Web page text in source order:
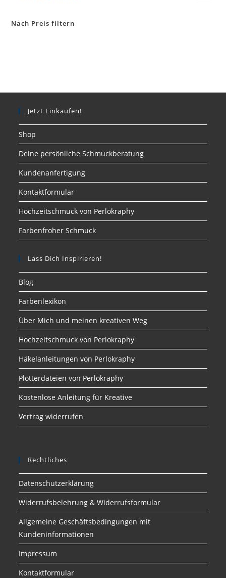
Nach Preis filtern
Jetzt Einkaufen!
Shop
Deine persönliche Schmuckberatung
Kundenanfertigung
Kontaktformular
Hochzeitschmuck von Perlokraphy
Farbenfroher Schmuck
Lass Dich Inspirieren!
Blog
Farbenlexikon
Über Mich und meinen kreativen Weg
Hochzeitschmuck von Perlokraphy
Häkelanleitungen von Perlokraphy
Plotterdateien von Perlokraphy
Kostenlose Anleitung für Kreative
Vertrag widerrufen
Rechtliches
Datenschutzerklärung
Widerrufsbelehrung & Widerrufsformular
Allgemeine Geschäftsbedingungen mit
Kundeninformationen
Impressum
Kontaktformular